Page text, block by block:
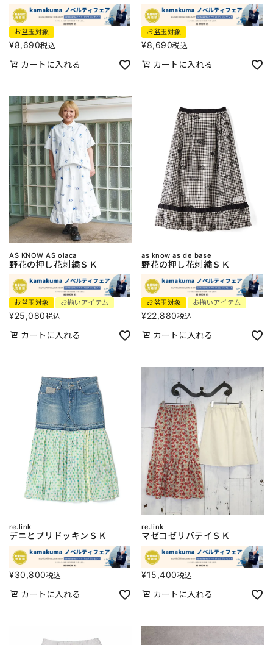
お盆玉対象
¥8,690税込
カートに入れる
お盆玉対象
¥8,690税込
カートに入れる
AS KNOW AS olaca
野花の押し花刺繍ＳＫ
お盆玉対象 お揃いアイテム
¥25,080税込
カートに入れる
as know as de base
野花の押し花刺繍ＳＫ
お盆玉対象 お揃いアイテム
¥22,880税込
カートに入れる
re.link
デニとプリドッキンＳＫ
¥30,800税込
カートに入れる
re.link
マゼコゼリバテイＳＫ
¥15,400税込
カートに入れる